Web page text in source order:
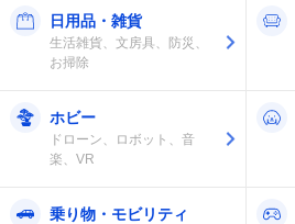
日用品・雑貨
生活雑貨、文房具、防災、
お掃除
ホビー
ドローン、ロボット、音
楽、VR
乗り物・モビリティ